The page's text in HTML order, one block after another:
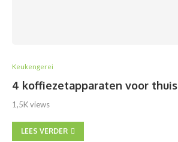
Keukengerei
4 koffiezetapparaten voor thuis
1,5K views
LEES VERDER